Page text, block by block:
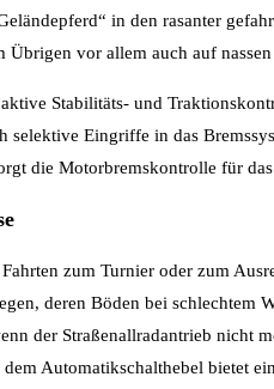
in den rasanter
Übrigen vor allem auch auf
Stabilitäts- und
selektive Eingriffe in das
die Motorbremskontrolle für
zum Turnier oder zum
deren Böden bei schlechtem
der Straßenallradantrieb nicht
Automatikschalthebel bietet